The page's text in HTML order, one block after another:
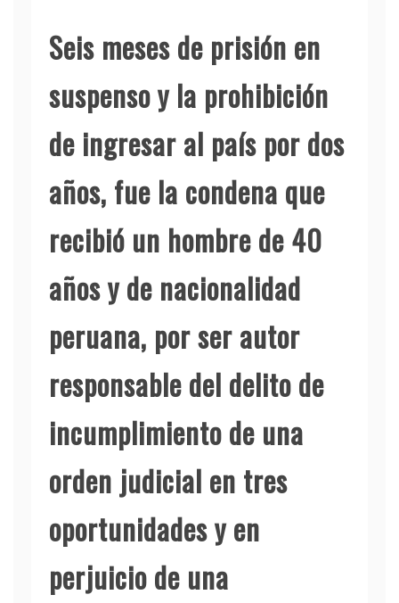
Seis meses de prisión en
suspenso y la prohibición
de ingresar al país por dos
años, fue la condena que
recibió un hombre de 40
años y de nacionalidad
peruana, por ser autor
responsable del delito de
incumplimiento de una
orden judicial en tres
oportunidades y en
perjuicio de una